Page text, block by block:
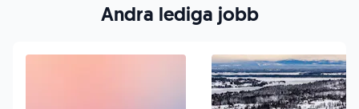
Andra lediga jobb